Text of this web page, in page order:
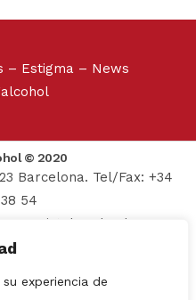
experiencia de
– Estigma – News
© 2020
Barcelona. Tel/Fax: +34
54
Prosistel Technology